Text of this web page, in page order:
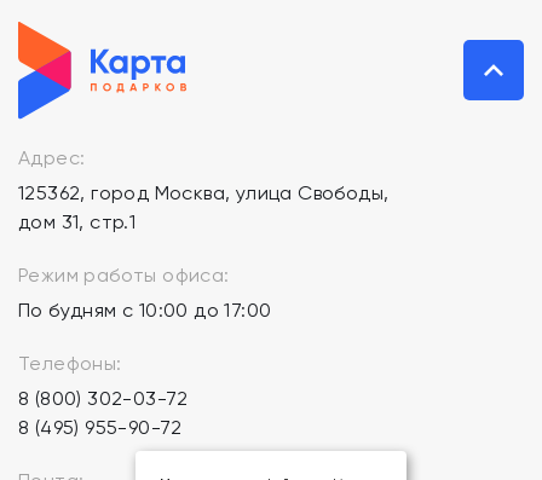
Адрес:
125362, город Москва, улица Свободы,
дом 31, стр.1
Режим работы офиса:
По будням с 10:00 до 17:00
Телефоны:
8 (800) 302-03-72
8 (495) 955-90-72